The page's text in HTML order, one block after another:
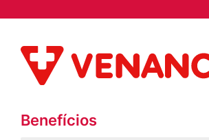
Benefícios